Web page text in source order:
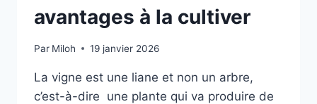
avantages à la cultiver
Par Miloh 19 janvier 2026
La vigne est une liane et non un arbre,
c’est-à-dire une plante qui va produire de